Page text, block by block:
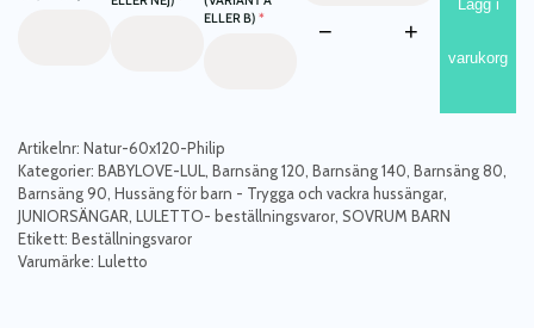
ELLER B) *
mängd
− +
Lägg i
varukorg
Artikelnr: Natur-60x120-Philip
Kategorier: BABYLOVE-LUL Barnsäng 120 Barnsäng 140 Barnsäng 80
Barnsäng 90 Hussäng för barn - Trygga och vackra hussängar
JUNIORSÄNGAR LULETTO- beställningsvaror SOVRUM BARN
Etikett: Beställningsvaror
Varumärke: Luletto